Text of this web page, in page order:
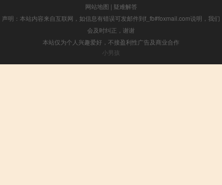
网站地图 | 疑难解答
声明：本站内容来自互联网，如信息有错误可发邮件到f_fb#foxmail.com说明，我们
会及时纠正，谢谢
本站仅为个人兴趣爱好，不接盈利性广告及商业合作
小男孩